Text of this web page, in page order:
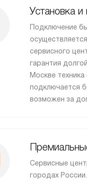
Установка и
Подключение
сервисного
гарантия
Москве
подключается
возможен за
Сервисные
городах